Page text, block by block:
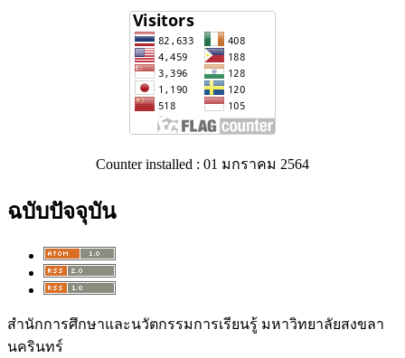
Counter installed : 01 มกราคม 2564
ฉบับปัจจุบัน
สำนักการศึกษาและนวัตกรรมการเรียนรู้ มหาวิทยาลัยสงขลา
นครินทร์